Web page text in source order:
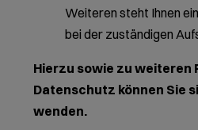
Weiteren steht Ihnen
bei der zuständigen
Hierzu sowie zu weiteren
Datenschutz können Sie
wenden.